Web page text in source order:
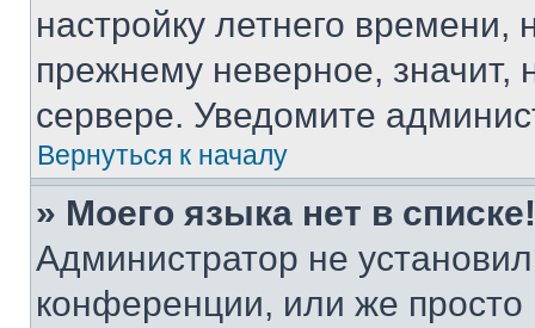
настройку летнего
прежнему неверное, значит,
сервере. Уведомите
Вернуться к началу
» Моего языка нет в списке!
Администратор не
конференции, или же